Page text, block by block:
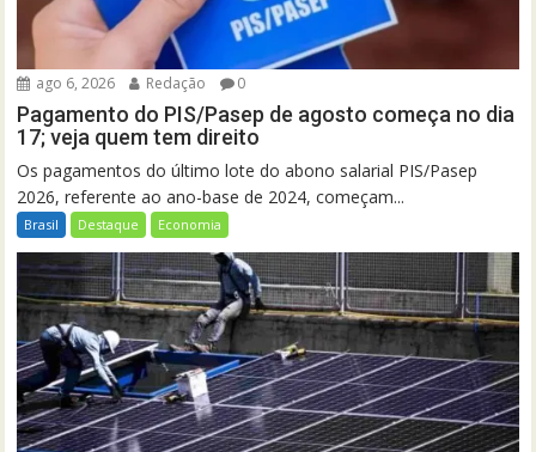
ago 6, 2026 Redação 0
Pagamento do PIS/Pasep de agosto começa no dia
17; veja quem tem direito
Os pagamentos do último lote do abono salarial PIS/Pasep
2026, referente ao ano-base de 2024, começam...
Brasil Destaque Economia